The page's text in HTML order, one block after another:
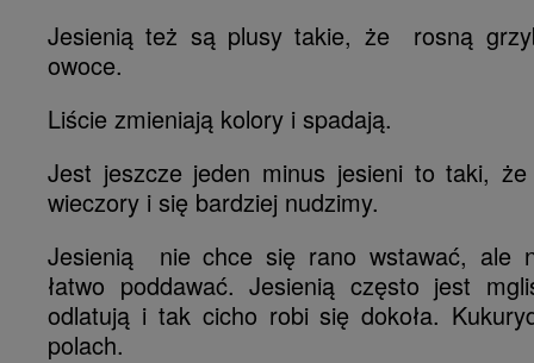
Jesienią też są plusy takie, że rosną
owoce.
Liście zmieniają kolory i spadają.
Jest jeszcze jeden minus jesieni to taki, że
wieczory i się bardziej nudzimy.
Jesienią nie chce się rano wstawać, ale
łatwo poddawać. Jesienią często jest
odlatują i tak cicho robi się dokoła.
polach.